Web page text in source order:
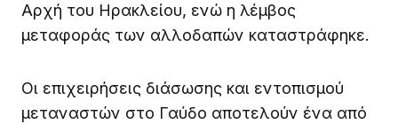
Αρχή του Ηρακλείου, ενώ η λέμβος
μεταφοράς των αλλοδαπών καταστράφηκε.
Οι επιχειρήσεις διάσωσης και εντοπισμού
μεταναστών στο Γαύδο αποτελούν ένα από